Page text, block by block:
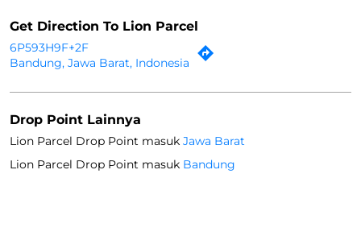
Get Direction To Lion Parcel
6P593H9F+2F
Bandung, Jawa Barat, Indonesia
Drop Point Lainnya
Lion Parcel Drop Point masuk Jawa Barat
Lion Parcel Drop Point masuk Bandung